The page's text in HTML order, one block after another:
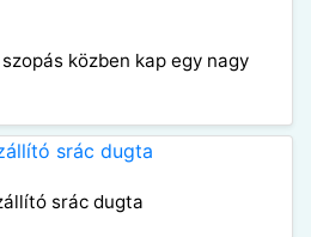
közben kap egy nagy
srác dugta